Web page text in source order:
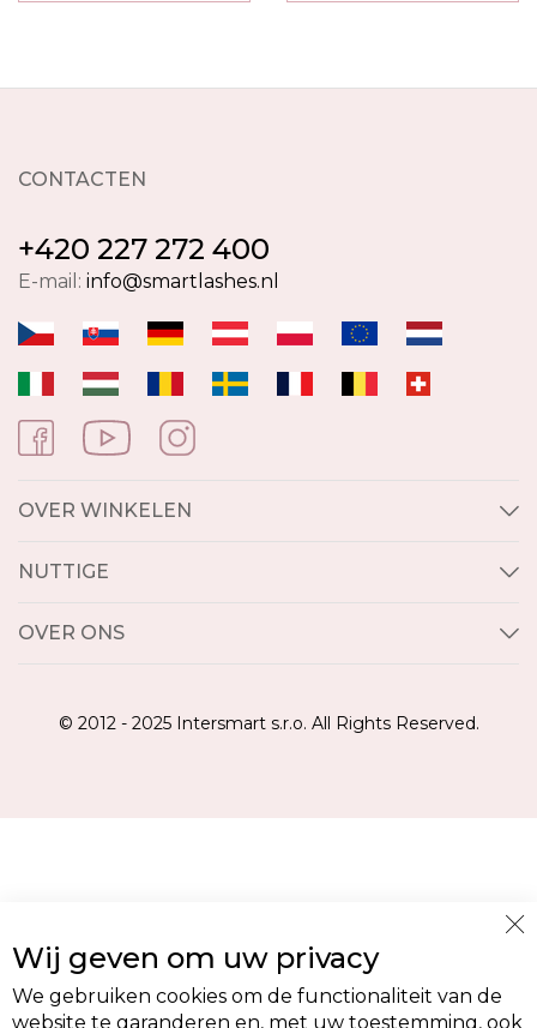
CONTACTEN
+420 227 272 400
E-mail: info@smartlashes.nl
OVER WINKELEN
NUTTIGE
OVER ONS
© 2012 - 2025 Intersmart s.r.o. All Rights Reserved.
Wij geven om uw privacy
We gebruiken cookies om de functionaliteit van de
website te garanderen en, met uw toestemming, ook